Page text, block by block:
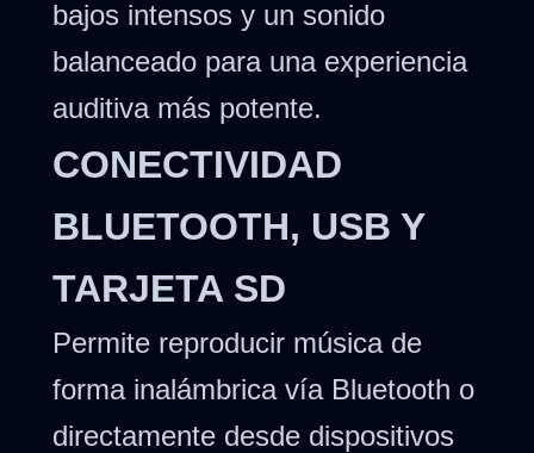
bajos intensos y un sonido
balanceado para una experiencia
auditiva más potente.
CONECTIVIDAD
BLUETOOTH, USB Y
TARJETA SD
Permite reproducir música de
forma inalámbrica vía Bluetooth o
directamente desde dispositivos